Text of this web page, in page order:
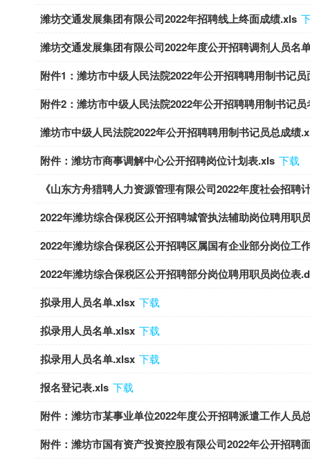
潍坊交通发展集团有限公司2022年招聘线上终面成绩.xls
潍坊交通发展集团有限公司2022年度公开招聘调剂人员名
附件1：潍坊市中级人民法院2022年公开招聘聘用制书记
附件2：潍坊市中级人民法院2022年公开招聘聘用制书记
潍坊市中级人民法院2022年公开招聘聘用制书记员总成绩
附件：潍坊市商事调解中心公开招聘岗位计划表.xls 下载
《山东方舟猎聘人力资源管理有限公司2022年度社会招聘
2022年潍坊综合保税区公开招聘城管执法辅助岗位聘用职
2022年潍坊综合保税区公开招聘区属国有企业部分岗位工
2022年潍坊综合保税区公开招聘部分岗位聘用职员岗位表
拟录用人员名单.xlsx 下载
拟录用人员名单.xlsx 下载
拟录用人员名单.xlsx 下载
报名登记表.xls 下载
附件：潍坊市某事业单位2022年度公开招聘派遣工作人员
附件：潍坊市国有资产投资控股有限公司2022年公开招聘